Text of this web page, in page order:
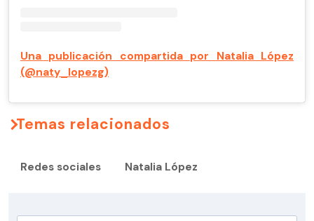
Una publicación compartida por Natalia López
(@naty_lopezg)
Temas relacionados
Redes sociales Natalia López